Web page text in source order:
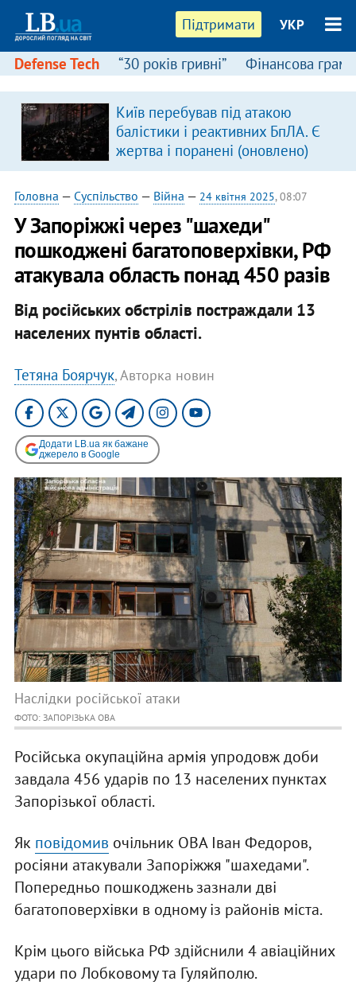
Підтримати УКР
Defense Tech “30 років гривні” Фінансова
Київ перебував під атакою
балістики і реактивних БпЛА. Є
жертва і поранені (оновлено)
Головна — Суспільство — Війна — 24 квітня 2025, 08:07
У Запоріжжі через "шахеди"
пошкоджені багатоповерхівки, РФ
атакувала область понад 450 разів
Від російських обстрілів постраждали 13
населених пунтів області.
Тетяна Боярчук, Авторка новин
Додати LB.ua як бажане
джерело в Google
Наслідки російської атаки
ФОТО: ЗАПОРІЗЬКА ОВА
Російська окупаційна армія упродовж доби
завдала 456 ударів по 13 населених пунктах
Запорізької області.
Як повідомив очільник ОВА Іван Федоров,
росіяни атакували Запоріжжя "шахедами".
Попередньо пошкоджень зазнали дві
багатоповерхівки в одному із районів міста.
Крім цього війська РФ здійснили 4 авіаційних
удари по Лобковому та Гуляйполю.